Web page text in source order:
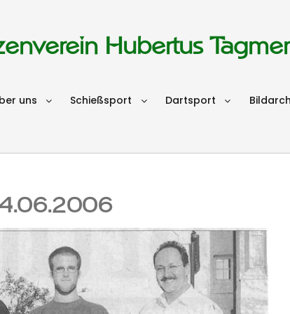
Hubertus
uns Schießsport Dartsport